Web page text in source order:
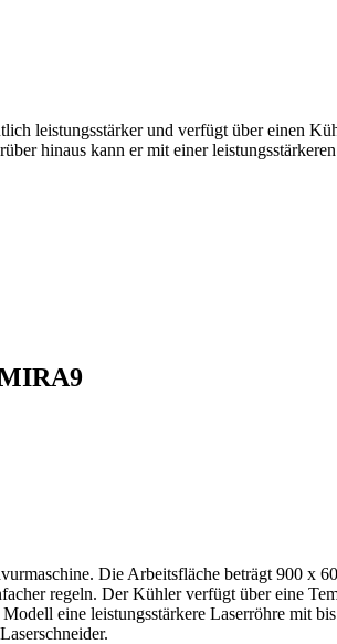
leistungsstärker und verfügt über einen
hinaus kann er mit einer
Die Arbeitsfläche beträgt 900 x
regeln. Der Kühler verfügt über eine
eine leistungsstärkere Laserröhre mit